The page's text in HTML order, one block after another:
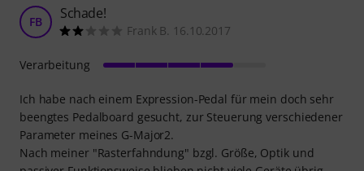
FB Schade!
Frank B. 16.10.2017
Ich habe nach einem Expression-Pedal für mein doch sehr
beengtes Pedalboard gesucht, zur Steuerung verschiedener
Parameter meines G-Major2.
Nach meiner "Rasterfahndung" bzgl. Größe, Optik und
Verarbeitung